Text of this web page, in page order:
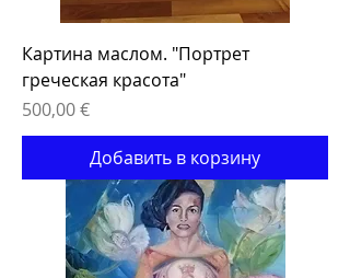
Картина маслом. "Портрет
греческая красота"
Цена
500,00 €
Добавить в корзину